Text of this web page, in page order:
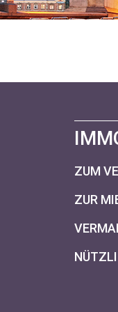
ZUM
ZUR